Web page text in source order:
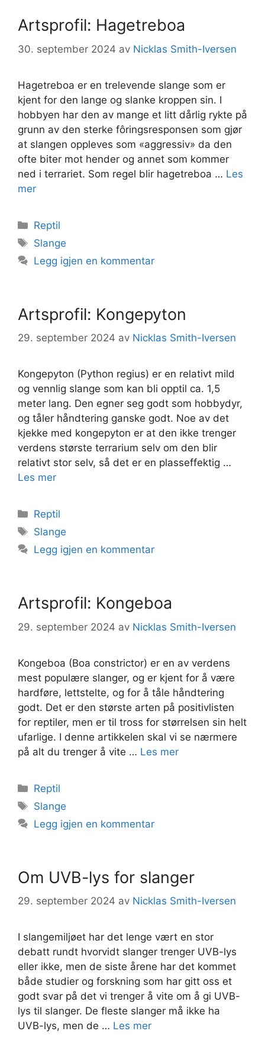
Artsprofil: Hagetreboa
30. september 2024 av Nicklas Smith-Iversen
Hagetreboa er en trelevende slange som er
kjent for den lange og slanke kroppen sin. I
hobbyen har den av mange et litt dårlig rykte på
grunn av den sterke fôringsresponsen som gjør
at slangen oppleves som «aggressiv» da den
ofte biter mot hender og annet som kommer
ned i terrariet. Som regel blir hagetreboa … Les
mer
Kategorier
Reptil
Stikkord
Slange
Legg igjen en kommentar
Artsprofil: Kongepyton
29. september 2024 av Nicklas Smith-Iversen
Kongepyton (Python regius) er en relativt mild
og vennlig slange som kan bli opptil ca. 1,5
meter lang. Den egner seg godt som hobbydyr,
og tåler håndtering ganske godt. Noe av det
kjekke med kongepyton er at den ikke trenger
verdens største terrarium selv om den blir
relativt stor selv, så det er en plasseffektig …
Les mer
Kategorier
Reptil
Stikkord
Slange
Legg igjen en kommentar
Artsprofil: Kongeboa
29. september 2024 av Nicklas Smith-Iversen
Kongeboa (Boa constrictor) er en av verdens
mest populære slanger, og er kjent for å være
hardføre, lettstelte, og for å tåle håndtering
godt. Det er den største arten på positivlisten
for reptiler, men er til tross for størrelsen sin helt
ufarlige. I denne artikkelen skal vi se nærmere
på alt du trenger å vite … Les mer
Kategorier
Reptil
Stikkord
Slange
Legg igjen en kommentar
Om UVB-lys for slanger
29. september 2024 av Nicklas Smith-Iversen
I slangemiljøet har det lenge vært en stor
debatt rundt hvorvidt slanger trenger UVB-lys
eller ikke, men de siste årene har det kommet
både studier og forskning som har gitt oss et
godt svar på det vi trenger å vite om å gi UVB-
lys til slanger. De fleste slanger må ikke ha
UVB-lys, men de … Les mer